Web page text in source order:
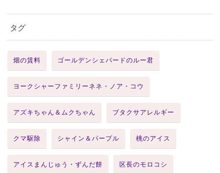
タグ
畑の賃料 ゴールデンシェパードのルー君
ヨークシャーファミリーネネ・ノア・コウ
アズキちゃん＆ムクちゃん ブタクサアレルギー
クマ駆除 シャイン＆パープル 桃のアイス
アイスまんじゅう・ずんだ餅 区長のモロコシ